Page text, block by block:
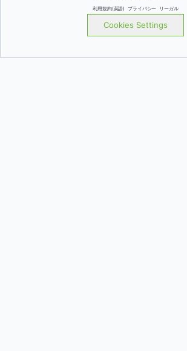
利用規約(英語)
プライバシー リーガル
Cookies Settings